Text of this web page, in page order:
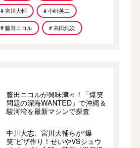
# 宮川大輔 # 小峠英二
# 藤田ニコル # 高田純次
藤田ニコルが興味津々！「爆笑
問題の深海WANTED」で沖縄＆
駿河湾を最新マシンで探査
中川大志、宮川大輔らが“爆
笑”ピザ作り！せいやVSシュウ